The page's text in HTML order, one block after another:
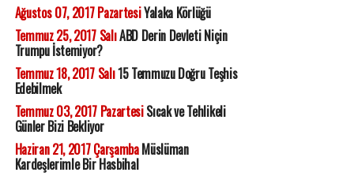
Ağustos 07, 2017 PazartesiYalaka Körlüğü
Temmuz 25, 2017 SalıABD Derin Devleti Niçin
Trumpu İstemiyor?
Temmuz 18, 2017 Salı15 Temmuzu Doğru Teşhis
Edebilmek
Temmuz 03, 2017 PazartesiSıcak ve Tehlikeli
Günler Bizi Bekliyor
Haziran 21, 2017 ÇarşambaMüslüman
Kardeşlerimle Bir Hasbihal